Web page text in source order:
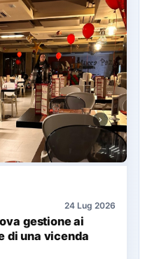
24 Lug 2026
gestione ai
di una vicenda